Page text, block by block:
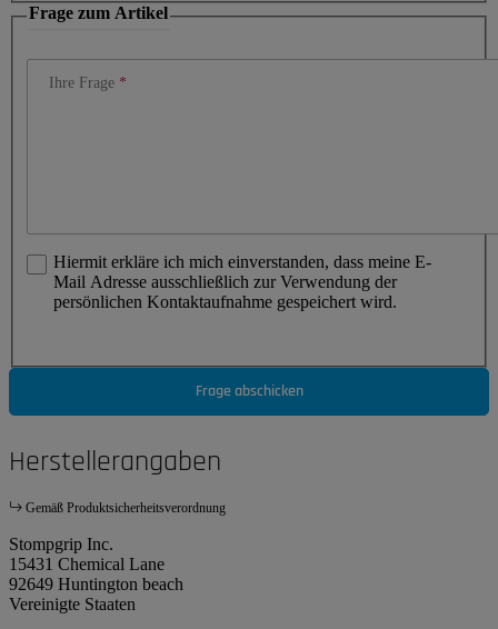
Frage zum Artikel
Ihre Frage
Hiermit erkläre ich mich einverstanden, dass meine E-
Mail Adresse ausschließlich zur Verwendung der
persönlichen Kontaktaufnahme gespeichert wird.
Frage abschicken
Herstellerangaben
Gemäß Produktsicherheitsverordnung
Stompgrip Inc.
15431 Chemical Lane
92649 Huntington beach
Vereinigte Staaten